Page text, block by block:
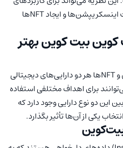
مختلف، مانند ردیابی مالکیت اینسکریپشن‌‌‌ها و ایجاد NFTها
بیت کوین بهتر
اینسکریپشن های بیت کوین و NFTها هر دو دارایی‌های دیجیتالی
برای اهداف مختلفی استفاده
این دو نوع دارایی وجود دارد که
یکی از آن‌ها تأثیر بگذارد.